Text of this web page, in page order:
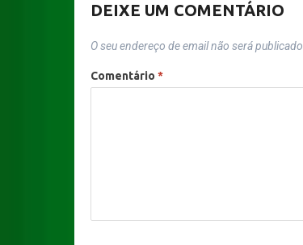
DEIXE UM COMENTÁRIO
O seu endereço de email não será publicado.
Comentário *